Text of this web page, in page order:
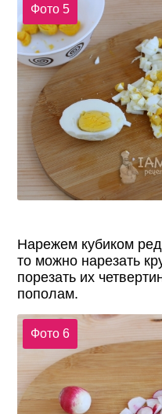
Фото 5
Нарежем кубиком
то можно нарезать
порезать их
пополам.
Фото 6